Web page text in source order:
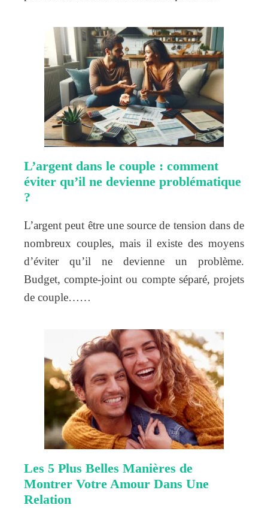
L’argent dans le couple : comment
éviter qu’il ne devienne problématique
?
L’argent peut être une source de tension dans de
nombreux couples, mais il existe des moyens
d’éviter qu’il ne devienne un problème.
Budget, compte-joint ou compte séparé, projets
de couple……
Les 5 Plus Belles Manières de
Montrer Votre Amour Dans Une
Relation